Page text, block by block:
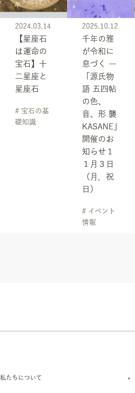
2024.03.14
【星座石
は運命の
宝石】十
二星座と
星座石
# 宝石の基
礎知識
2025.10.12
千年の雅
が令和に
息づく ―
「源氏物
語 五四帖
の色、
音、形 襲
KASANE」
開催のお
知らせ１
１月３日
（月．祝
日）
# イベント
情報
私たちについて